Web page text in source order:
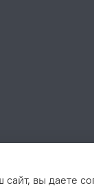
вы даете